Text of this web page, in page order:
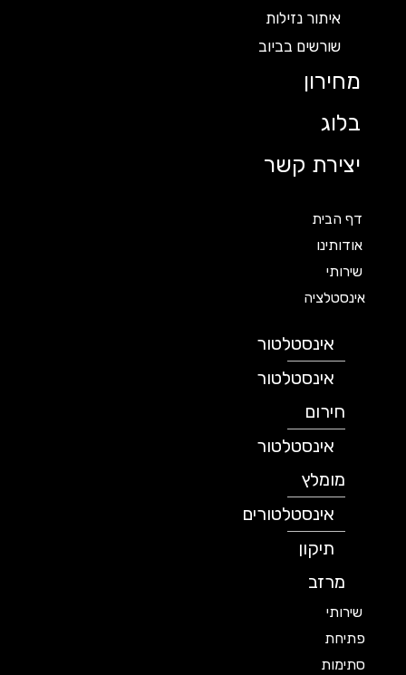
איתור נזילות
שורשים בביוב
מחירון
בלוג
יצירת קשר
דף הבית
אודותינו
שירותי
אינסטלציה
אינסטלטור
אינסטלטור
חירום
אינסטלטור
מומלץ
אינסטלטורים
תיקון
מרזב
שירותי
פתיחת
סתימות